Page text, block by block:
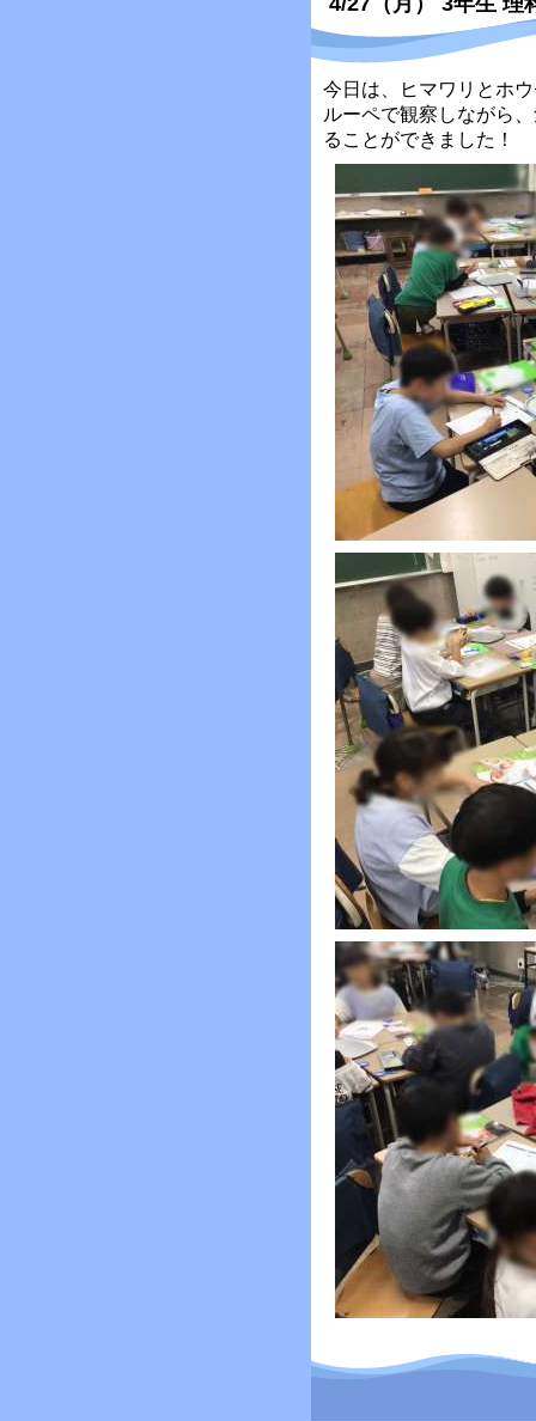
今日は、ヒマワリとホ
ルーペで観察しながら
ることができました！